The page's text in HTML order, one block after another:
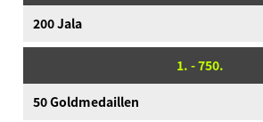
200 Jala
1. - 750.
50 Goldmedaillen